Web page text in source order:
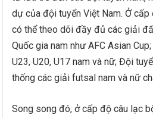
dự của đội tuyển Việt Nam. Ở
có thể theo dõi đầy đủ các giải
Quốc gia nam như AFC Asian
U23, U20, U17 nam và nữ; Đội
thống các giải futsal nam và nữ
Song song đó, ở cấp độ câu lạc